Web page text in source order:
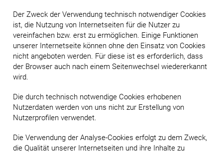
Der Zweck der Verwendung technisch notwendiger Cookies
ist, die Nutzung von Internetseiten für die Nutzer zu
vereinfachen bzw. erst zu ermöglichen. Einige Funktionen
unserer Internetseite können ohne den Einsatz von Cookies
nicht angeboten werden. Für diese ist es erforderlich, dass
der Browser auch nach einem Seitenwechsel wiedererkannt
wird.
Die durch technisch notwendige Cookies erhobenen
Nutzerdaten werden von uns nicht zur Erstellung von
Nutzerprofilen verwendet.
Die Verwendung der Analyse-Cookies erfolgt zu dem Zweck,
die Qualität unserer Internetseiten und ihre Inhalte zu